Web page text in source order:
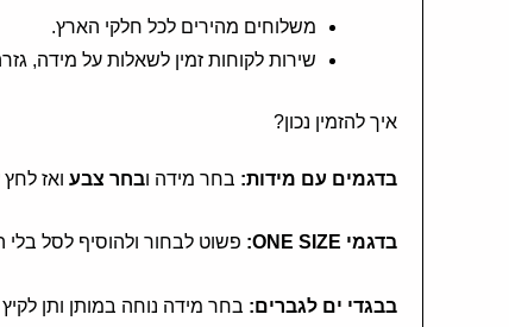
משלוחים מהירים לכל חלקי הארץ.
שירות לקוחות זמין לשאלות על מידה,
איך להזמין נכון?
בדגמים עם מידות: בחר מידה ובחר צבעואז לחץ
בדגמי ONE SIZE: פשוט לבחור ולהוסיף לסל בלי
בבגדי ים לגברים: בחר מידה נוחה במותן ותן